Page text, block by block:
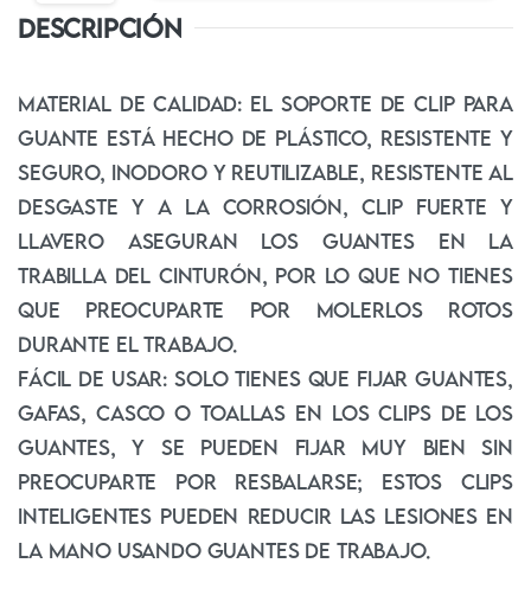
DESCRIPCIÓN
Materialde calidad: el soporte de clip para
guante está hecho de plástico, resistente y
seguro, inodoro y reutilizable, resistente al
desgaste y a la corrosión, clip fuerte y
llavero aseguran los guantes en la
trabilla del cinturón, por lo que no tienes
que preocuparte por molerlos rotos
durante el trabajo.
Fácil de usar: solo tienes que fijar guantes,
gafas, casco o toallas en los clips de los
guantes, y se pueden fijar muy bien sin
preocuparte por resbalarse; estos clips
inteligentes pueden reducir las lesiones en
la mano usando guantes de trabajo.